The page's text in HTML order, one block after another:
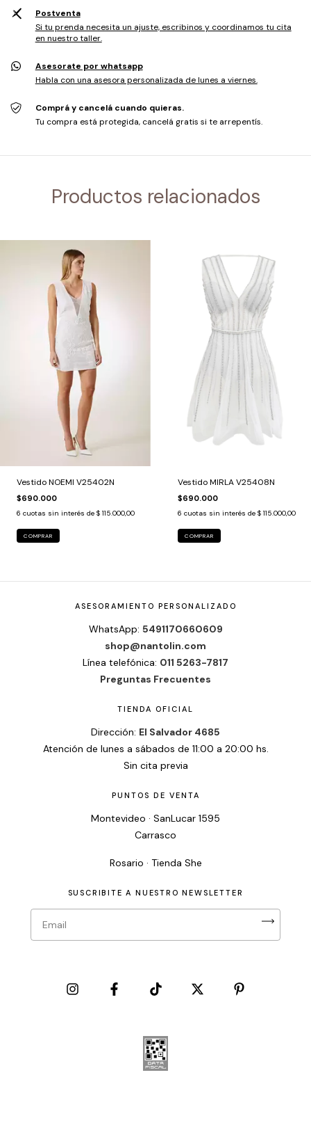
Postventa
Si tu prenda necesita un ajuste, escribinos y coordinamos tu cita
en nuestro taller.
Asesorate por whatsapp
Habla con una asesora personalizada de lunes a viernes.
Comprá y cancelá cuando quieras.
Tu compra está protegida, cancelá gratis si te arrepentís.
Productos relacionados
Vestido NOEMI V25402N
$690.000
6 cuotas sin interés de $ 115.000,00
COMPRAR
Vestido MIRLA V25408N
$690.000
6 cuotas sin interés de $ 115.000,00
COMPRAR
ASESORAMIENTO PERSONALIZADO
WhatsApp: 5491170660609
shop@nantolin.com
Línea telefónica: 011 5263-7817
Preguntas Frecuentes
TIENDA OFICIAL
Dirección: El Salvador 4685
Atención de lunes a sábados de 11:00 a 20:00 hs.
Sin cita previa
PUNTOS DE VENTA
Montevideo · SanLucar 1595
Carrasco
Rosario · Tienda She
SUSCRIBITE A NUESTRO NEWSLETTER